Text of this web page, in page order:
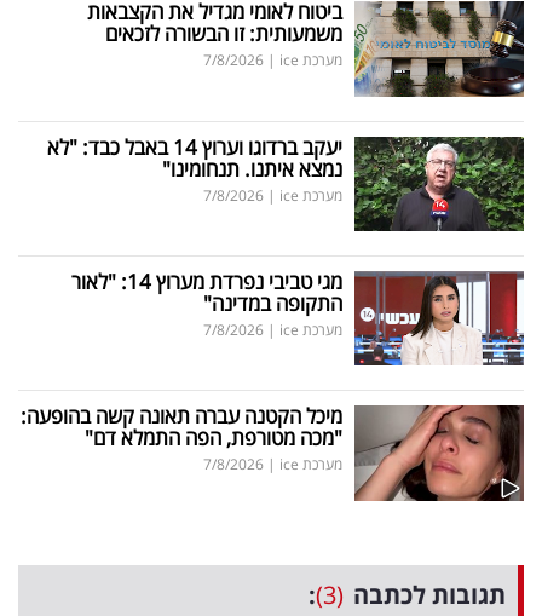
ביטוח לאומי מגדיל את הקצבאות
משמעותית: זו הבשורה לזכאים
מערכת ice |
7/8/2026
יעקב ברדוגו וערוץ 14 באבל כבד: "לא
נמצא איתנו. תנחומינו"
מערכת ice |
7/8/2026
מגי טביבי נפרדת מערוץ 14: "לאור
התקופה במדינה"
מערכת ice |
7/8/2026
מיכל הקטנה עברה תאונה קשה בהופעה:
"מכה מטורפת, הפה התמלא דם"
מערכת ice |
7/8/2026
תגובות לכתבה (3)
: